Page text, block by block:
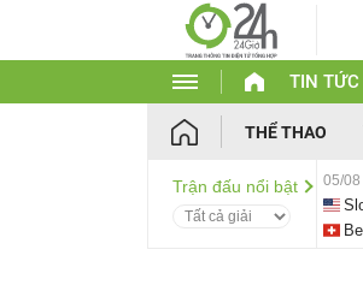
TIN TỨC
THỂ THAO
Trận đấu nổi bật 05/08